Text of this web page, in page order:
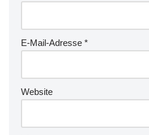
E-Mail-Adresse *
Website